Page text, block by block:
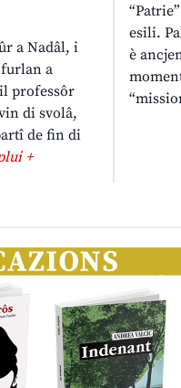
a Nadâl, i
a
professôr
di svolâ,
de fin di
+
esili.
è